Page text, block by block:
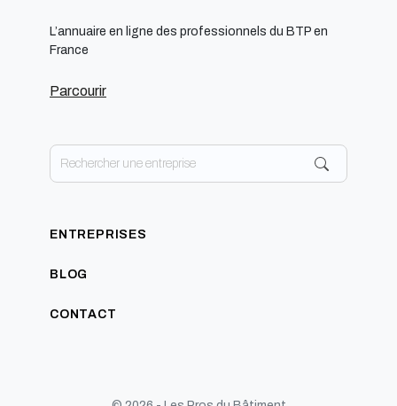
L’annuaire en ligne des professionnels du BTP en
France
Parcourir
ENTREPRISES
BLOG
CONTACT